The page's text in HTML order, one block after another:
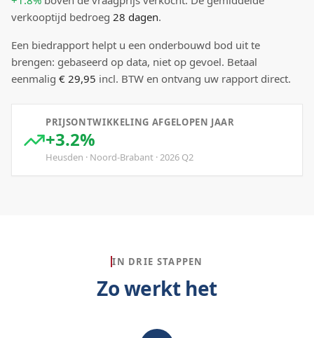
verkooptijd bedroeg 28 dagen.
Een biedrapport helpt u een onderbouwd bod uit te
brengen: gebaseerd op data, niet op gevoel. Betaal
eenmalig € 29,95 incl. BTW en ontvang uw rapport direct.
PRIJSONTWIKKELING AFGELOPEN JAAR
+3.2%
Heusden · Noord-Brabant ·2026 Q2
IN DRIE STAPPEN
Zo werkt het